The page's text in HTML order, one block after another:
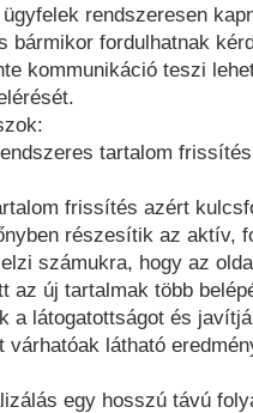
rendszeresen
bármikor fordulhatnak
kommunikáció teszi
tartalom
frissítés azért
részesítik az aktív,
számukra, hogy az
az új tartalmak több
a látogatottságot és
várhatóak látható
egy hosszú távú